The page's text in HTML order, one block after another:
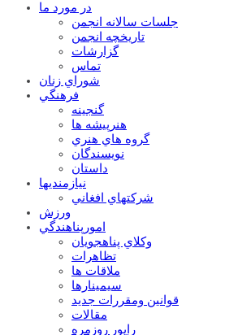
در مورد ما
جلسات سالانه انجمن
تاریخچه انجمن
گزارشات
تماس
شوراي زنان
فرهنگي
گنجينه
هنرپيشه ها
گروه هاي هنري
نويسندگان
داستان
نيازمنديها
شرکتهاي افغاني
ورزش
امورپناهندگي
وکلاي پناهجويان
تظاهرات
ملاقات ها
سيمينارها
قوانين ومقررات جديد
مقالات
راپور روزمره